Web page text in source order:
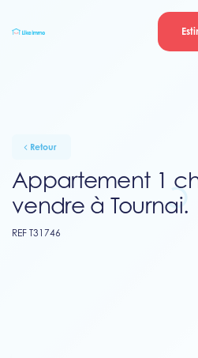
Retour
Appartement 1
vendre à Tournai.
REF T31746